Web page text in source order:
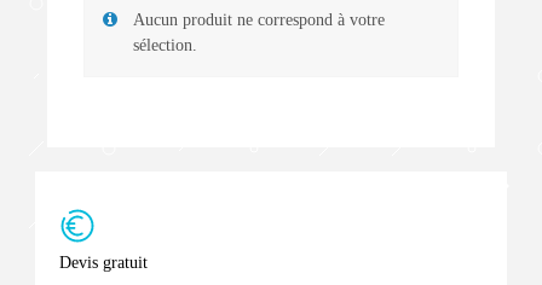
Aucun produit ne correspond à votre
sélection.
Devis gratuit